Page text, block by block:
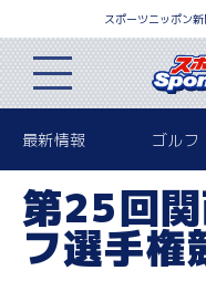
スポーツニッポン
最新情報 ゴルフ
第25回
フ選手権